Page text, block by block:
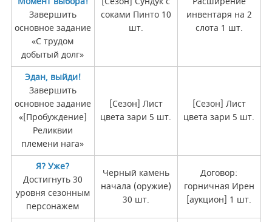
Завершить
основное задание
«С трудом
добытый долг»
соками Пинто 10
шт.
инвентаря на 2
слота 1 шт.
Эдан, выйди!
Завершить
основное задание
«[Пробуждение]
Реликвии
племени нага»
[Сезон] Лист
цвета зари 5 шт.
[Сезон] Лист
цвета зари 5 шт.
Я? Уже?
Достигнуть 30
уровня сезонным
персонажем
Черный камень
начала (оружие)
30 шт.
Договор:
горничная Ирен
[аукцион] 1 шт.